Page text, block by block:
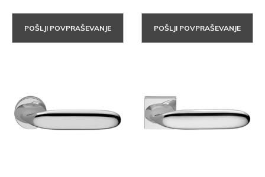
POŠLJI POVPRAŠEVANJE POŠLJI POVPRAŠEVANJE